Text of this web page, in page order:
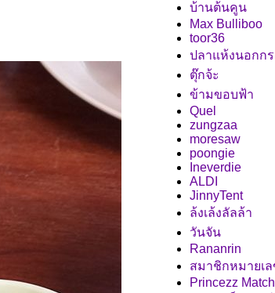
บ้านต้นคูน
Max Bulliboo
toor36
ปลาแห้งนอกก
ตุ๊กจ้ะ
ข้ามขอบฟ้า
Quel
zungzaa
moresaw
poongie
Ineverdie
ALDI
JinnyTent
ล้งเล้งลัลล้า
วันจัน
Rananrin
สมาชิกหมายเล
Princezz